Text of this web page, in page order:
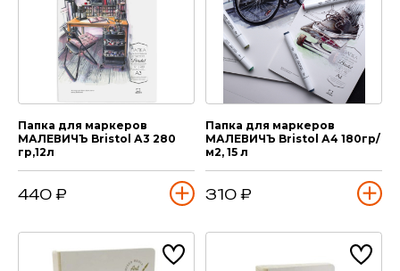
Папка для маркеров
МАЛЕВИЧЪ Bristol А3 280
гр,12л
440 ₽
Папка для маркеров
МАЛЕВИЧЪ Bristol А4 180гр/
м2, 15 л
310 ₽